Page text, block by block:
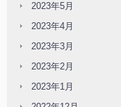
2023年5月
2023年4月
2023年3月
2023年2月
2023年1月